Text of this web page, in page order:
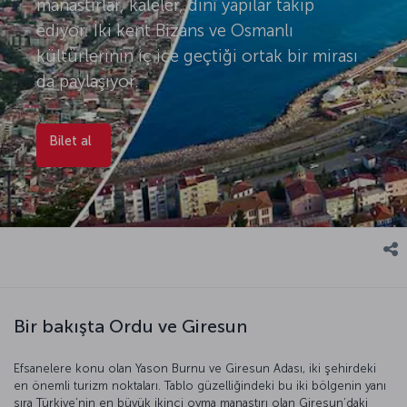
manastırlar, kaleler, dinî yapılar takip
ediyor. İki kent Bizans ve Osmanlı
kültürlerinin iç içe geçtiği ortak bir mirası
da paylaşıyor.
Bilet al
Bir bakışta Ordu ve Giresun
Efsanelere konu olan Yason Burnu ve Giresun Adası, iki şehirdeki
en önemli turizm noktaları. Tablo güzelliğindeki bu iki bölgenin yanı
sıra Türkiye’nin en büyük ikinci oyma manastırı olan Giresun’daki